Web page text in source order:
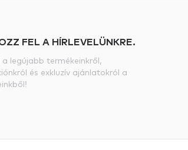
FEL A HÍRLEVELÜNKRE.
a legújabb termékeinkről,
és exkluzív ajánlatokról a